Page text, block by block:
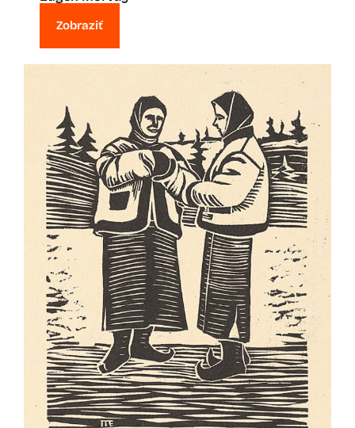
Zobraziť